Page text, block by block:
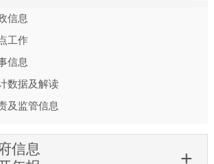
信息
工作
信息
数据及解读
及监管信息
信息